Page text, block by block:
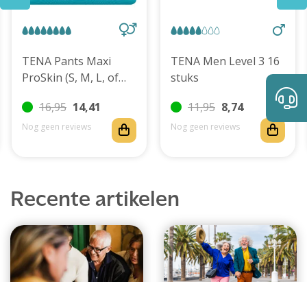
TENA Pants Maxi
ProSkin (S, M, L, of
16,95 14,41
Nog geen reviews
TENA Men Level 3 16
stuks
11,95 8,74
Nog geen reviews
Recente artikelen